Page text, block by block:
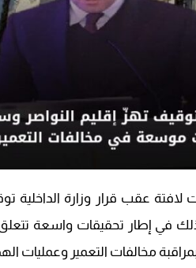
لافتة عقب قرار وزارة الداخلية
في إطار تحقيقات واسعة تتعلق
مخالفات التعمير وعمليات